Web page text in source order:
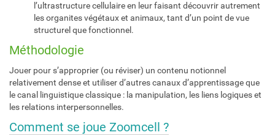
l’ultrastructure cellulaire en leur faisant découvrir autrement
les organites végétaux et animaux, tant d’un point de vue
structurel que fonctionnel.
Méthodologie
Jouer pour s’approprier (ou réviser) un contenu notionnel
relativement dense et utiliser d’autres canaux d’apprentissage que
le canal linguistique classique : la manipulation, les liens logiques et
les relations interpersonnelles.
Comment se joue Zoomcell ?